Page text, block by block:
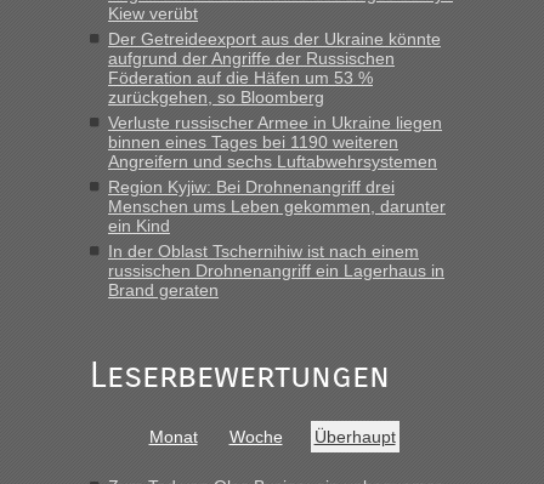
welchem Grenzübergang zwischen Polen und
der Ukraine geht es am schnellsten?
„Bin am Montag 15.6.26 um 8 Uhr in Urgyniw ausgereist,
das erste Mal an einem Montagmorgen ca. 15 Fahrzeuge
vor mir, bin sonst der Erste oder Zweite, egal, nach ca 20
Minuten wurde dann die nächste Welle...“
Berichte und Reisetipps • Re: An welchem
Grenzübergang zwischen Polen und der Ukraine
geht es am schnellsten?
„Derzeit, ist es überall sehr voll an den Grenzen Ukraine/
Kiew verübt
Der Getreideexport aus der Ukraine könnte
aufgrund der Angriffe der Russischen
Föderation auf die Häfen um 53 %
zurückgehen, so Bloomberg
Verluste russischer Armee in Ukraine liegen
binnen eines Tages bei 1190 weiteren
Angreifern und sechs Luftabwehrsystemen
Region Kyjiw: Bei Drohnenangriff drei
Menschen ums Leben gekommen, darunter
ein Kind
In der Oblast Tschernihiw ist nach einem
russischen Drohnenangriff ein Lagerhaus in
Brand geraten
Leserbewertungen
Monat Woche Überhaupt